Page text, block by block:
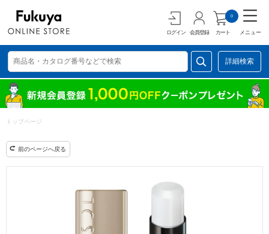
ログイン 会員登録 カート
0
メニュー
詳細検索
トップページ
前のページへ戻る